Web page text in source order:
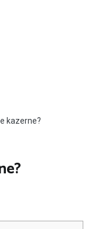
kazerne?